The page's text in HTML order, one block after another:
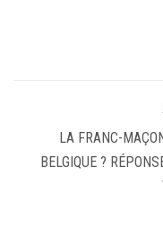
LA FRANC-
BELGIQUE ?